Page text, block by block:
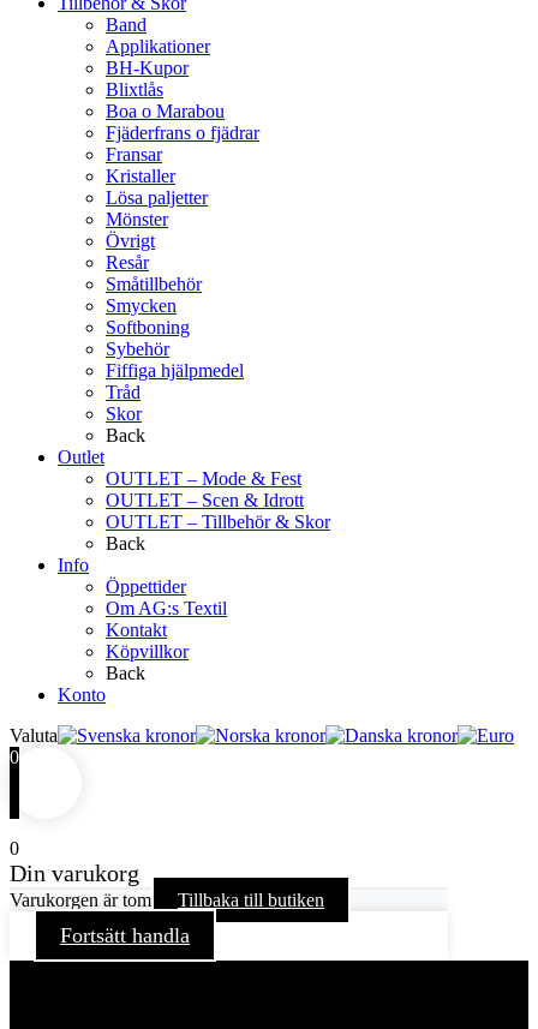
Band
Applikationer
BH-Kupor
Blixtlås
Boa o Marabou
Fjäderfrans o fjädrar
Fransar
Kristaller
Lösa paljetter
Mönster
Övrigt
Resår
Småtillbehör
Smycken
Softboning
Sybehör
Fiffiga hjälpmedel
Tråd
Skor
Back
Outlet
OUTLET – Mode & Fest
OUTLET – Scen & Idrott
OUTLET – Tillbehör & Skor
Back
Info
Öppettider
Om AG:s Textil
Kontakt
Köpvillkor
Back
Konto
Valuta
0
0
Din varukorg
Varukorgen är tom Tillbaka till butiken
Fortsätt handla